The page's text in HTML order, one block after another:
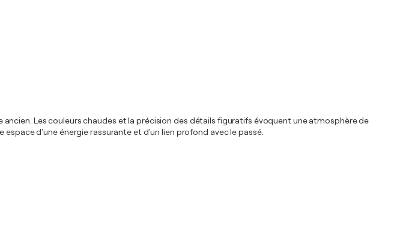
Les couleurs chaudes et la précision des détails figuratifs évoquent une atmosphère de
d'une énergie rassurante et d'un lien profond avec le passé.